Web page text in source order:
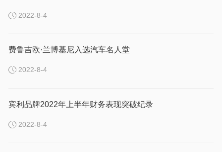
2022-8-4
费鲁吉欧·兰博基尼入选汽车名人堂
2022-8-4
宾利品牌2022年上半年财务表现突破纪录
2022-8-4